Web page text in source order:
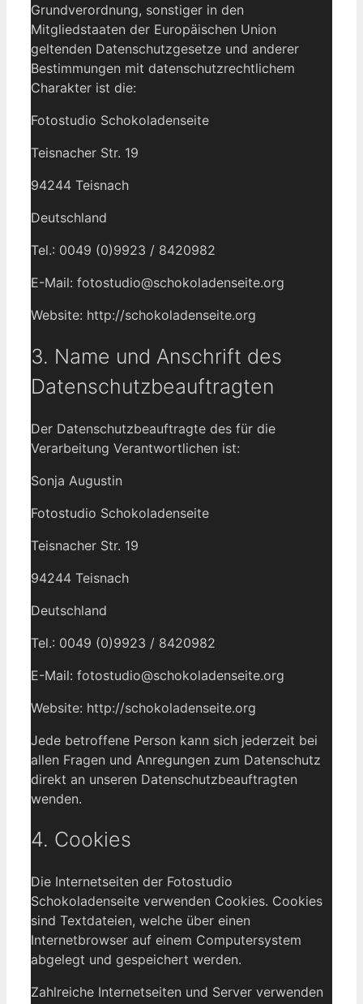
Grundverordnung, sonstiger in den
Mitgliedstaaten der Europäischen Union
geltenden Datenschutzgesetze und anderer
Bestimmungen mit datenschutzrechtlichem
Charakter ist die:
Fotostudio Schokoladenseite
Teisnacher Str. 19
94244 Teisnach
Deutschland
Tel.: 0049 (0)9923 / 8420982
E-Mail: fotostudio@schokoladenseite.org
Website: http://schokoladenseite.org
3. Name und Anschrift des
Datenschutzbeauftragten
Der Datenschutzbeauftragte des für die
Verarbeitung Verantwortlichen ist:
Sonja Augustin
Fotostudio Schokoladenseite
Teisnacher Str. 19
94244 Teisnach
Deutschland
Tel.: 0049 (0)9923 / 8420982
E-Mail: fotostudio@schokoladenseite.org
Website: http://schokoladenseite.org
Jede betroffene Person kann sich jederzeit bei
allen Fragen und Anregungen zum Datenschutz
direkt an unseren Datenschutzbeauftragten
wenden.
4. Cookies
Die Internetseiten der Fotostudio
Schokoladenseite verwenden Cookies. Cookies
sind Textdateien, welche über einen
Internetbrowser auf einem Computersystem
abgelegt und gespeichert werden.
Zahlreiche Internetseiten und Server verwenden